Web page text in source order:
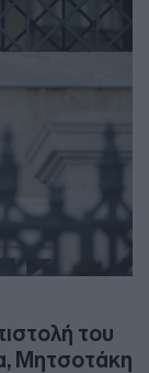
του
Μητσοτάκη